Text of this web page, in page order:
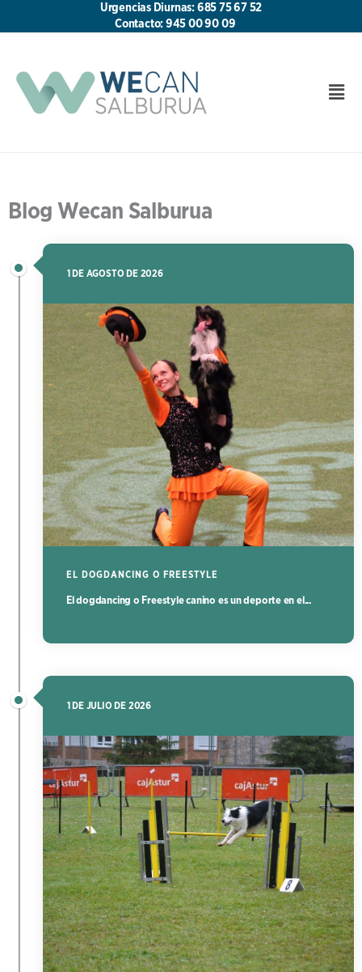
Urgencias Diurnas: 685 75 67 52
Contacto: 945 00 90 09
Blog Wecan Salburua
1 DE AGOSTO DE 2026
EL DOGDANCING O FREESTYLE
El dogdancing o Freestyle canino es un deporte en el...
1 DE JULIO DE 2026